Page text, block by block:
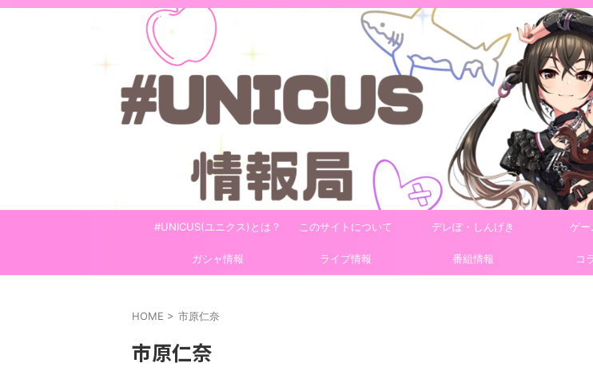
#UNICUS(ユニクス)とは？ このサイトについて デレぽ・しんげき ゲー
ガシャ情報 ライブ情報 番組情報 コ
HOME > 市原仁奈
市原仁奈